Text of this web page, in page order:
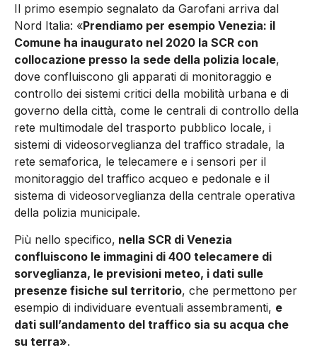
Il primo esempio segnalato da Garofani arriva dal
Nord Italia: «Prendiamo per esempio Venezia: il
Comune ha inaugurato nel 2020 la SCR con
collocazione presso la sede della polizia locale,
dove confluiscono gli apparati di monitoraggio e
controllo dei sistemi critici della mobilità urbana e di
governo della città, come le centrali di controllo della
rete multimodale del trasporto pubblico locale, i
sistemi di videosorveglianza del traffico stradale, la
rete semaforica, le telecamere e i sensori per il
monitoraggio del traffico acqueo e pedonale e il
sistema di videosorveglianza della centrale operativa
della polizia municipale.
Più nello specifico, nella SCR di Venezia
confluiscono le immagini di 400 telecamere di
sorveglianza, le previsioni meteo, i dati sulle
presenze fisiche sul territorio, che permettono per
esempio di individuare eventuali assembramenti, e
dati sull’andamento del traffico sia su acqua che
su terra».